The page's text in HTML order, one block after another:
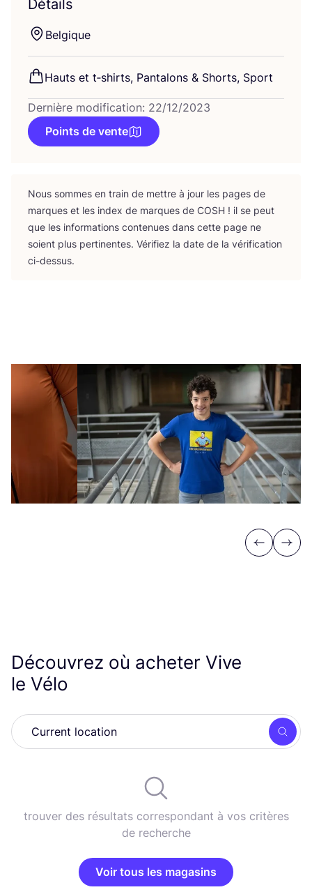
Détails
Bel­gique
Hauts et t‑shirts, Pan­ta­lons & Shorts, Sport
Dernière modification: 22/12/2023
Points de vente
Nous sommes en train de mettre à jour les pages de
marques et les index de marques de COSH ! il se peut
que les infor­ma­tions conte­nues dans cette page ne
soient plus per­ti­nentes. Véri­fiez la date de la véri­fi­ca­tion
ci-dessus.
Previous
Next
Découvrez où acheter Vive
le Vélo
trouver des résultats correspondant à vos critères
de recherche
Voir tous les magasins